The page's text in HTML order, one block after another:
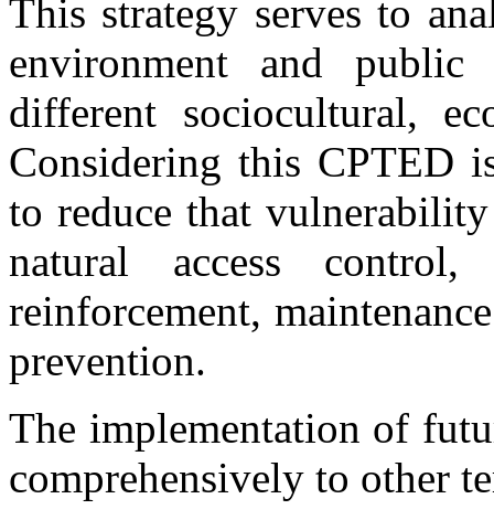
This strategy serves to
environment and
different sociocultural,
Considering this CPTED
to reduce that
natural access
reinforcement,
prevention.
The implementation of
comprehensively to other